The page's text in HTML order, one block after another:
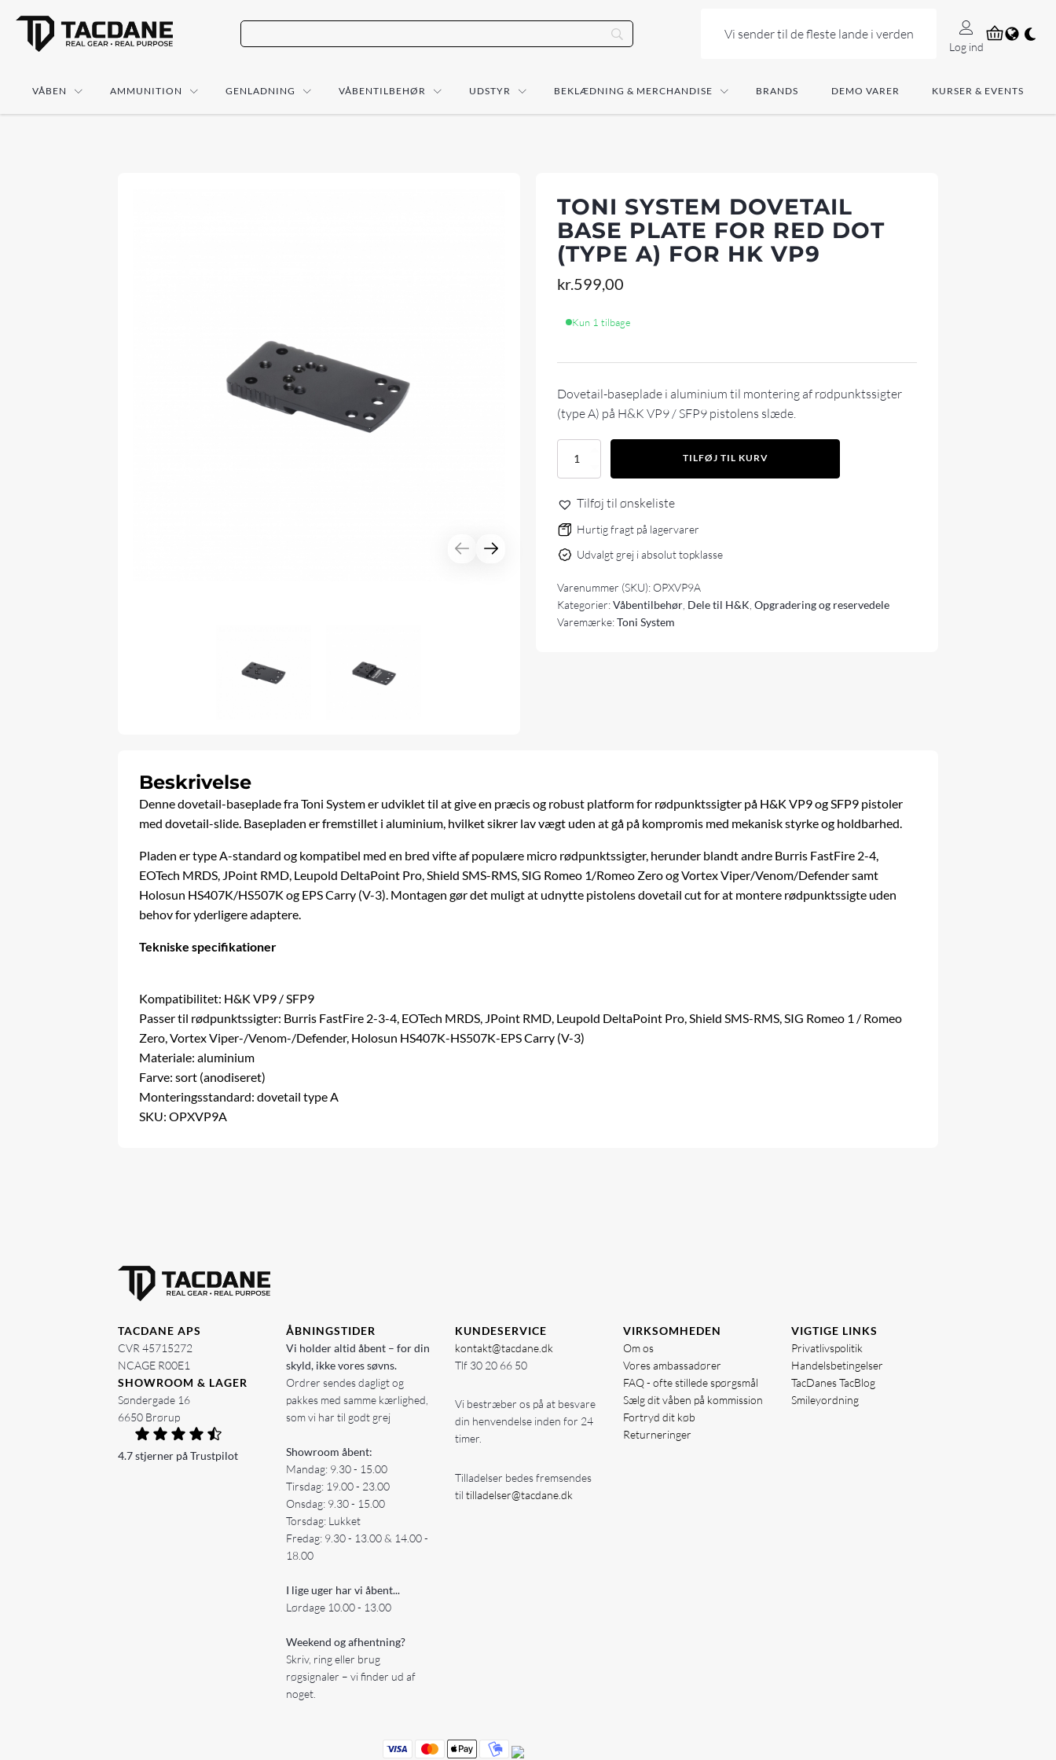
Vi sender til de fleste lande i verden
Log ind
VÅBEN AMMUNITION GENLADNING VÅBENTILBEHØR UDSTYR BEKLÆDNING & MERCHANDISE BRANDS DEMO VARER KURSER & EVENTS
TONI SYSTEM DOVETAIL
BASE PLATE FOR RED DOT
(TYPE A) FOR HK VP9
kr. 599,00
Kun 1 tilbage
Dovetail-baseplade i aluminium til montering af rødpunktssigter
(type A) på H&K VP9 / SFP9 pistolens slæde.
base
plate
for
dot
A)
for
HK
TILFØJ TIL KURV
Tilføj til ønskeliste
Hurtig fragt på lagervarer
Udvalgt grej i absolut topklasse
Varenummer (SKU): OPXVP9A
Kategorier:Våbentilbehør Dele til H&K ,Opgradering og reservedele
Varemærke:Toni System
Beskrivelse
Denne dovetail-baseplade fraToni Systemer udviklet til at give en præcis og robust platform for rødpunktssigter på H&K VP9 og SFP9 pistoler
med dovetail-slide. Basepladen er fremstillet i aluminium, hvilket sikrer lav vægt uden at gå på kompromis med mekanisk styrke og holdbarhed.
Pladen er type A-standard og kompatibel med en bred vifte af populære micro rødpunktssigter, herunder blandt andre Burris FastFire 2-4,
EOTech MRDS, JPoint RMD, Leupold DeltaPoint Pro, Shield SMS-RMS, SIG Romeo 1/Romeo Zero og Vortex Viper/Venom/Defender samt
Holosun HS407K/HS507K og EPS Carry (V-3). Montagen gør det muligt at udnytte pistolens dovetail cut for at montere rødpunktssigte uden
behov for yderligere adaptere.
Tekniske specifikationer
Kompatibilitet: H&K VP9 / SFP9
Passer til rødpunktssigter: Burris FastFire 2-3-4, EOTech MRDS, JPoint RMD, Leupold DeltaPoint Pro, Shield SMS-RMS, SIG Romeo 1 / Romeo
Zero, Vortex Viper-/Venom-/Defender, Holosun HS407K-HS507K-EPS Carry (V-3)
Materiale: aluminium
Farve: sort (anodiseret)
Monteringsstandard: dovetail type A
SKU: OPXVP9A
TACDANE APS
CVR 45715272
NCAGE R00E1
SHOWROOM & LAGER
Søndergade 16
6650 Brørup
4.7 stjerner på Trustpilot
ÅBNINGSTIDER
Vi holder altid åbent – for din
skyld, ikke vores søvns.
Ordrer sendes dagligt og
pakkes med samme kærlighed,
som vi har til godt grej
Showroom åbent:
Mandag: 9.30 - 15.00
Tirsdag: 19.00 - 23.00
Onsdag: 9.30 - 15.00
Torsdag: Lukket
Fredag: 9.30 - 13.00 & 14.00 -
18.00
I lige uger har vi åbent...
Lørdage 10.00 - 13.00
Weekend og afhentning?
Skriv, ring eller brug
røgsignaler – vi finder ud af
noget.
KUNDESERVICE
kontakt@tacdane.dk
Tlf 30 20 66 50
Vi bestræber os på at besvare
din henvendelse inden for 24
timer.
Tilladelser bedes fremsendes
til tilladelser@tacdane.dk
VIRKSOMHEDEN
Om os
Vores ambassadører
FAQ - ofte stillede spørgsmål
Sælg dit våben på kommission
Fortryd dit køb
Returneringer
VIGTIGE LINKS
Privatlivspolitik
Handelsbetingelser
TacDanes TacBlog
Smileyordning